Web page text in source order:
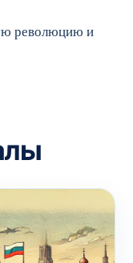
революцию и